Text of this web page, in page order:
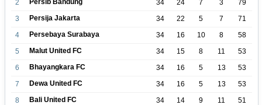
2
34 24 7 3
79
3
Persija Jakarta 34 22 5 7
71
4
Persebaya Surabaya 34 16 10 8
58
5
Malut United FC 34 15 8 11
53
6
Bhayangkara FC 34 16 5 13
53
7
Dewa United FC 34 16 5 13
53
8
Bali United FC 34 14 9 11
51